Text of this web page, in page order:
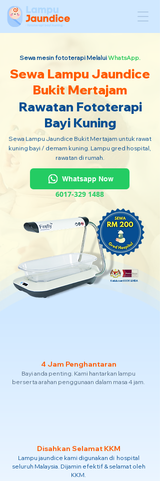
Sewa mesin fototerapi MelaluiWhatsApp.
Sewa Lampu Jaundice
Bukit Mertajam
Rawatan Fototerapi
Bayi Kuning
Sewa Lampu Jaundice Bukit Mertajam untuk rawat
kuning bayi / demam kuning. Lampu gred hospital,
rawatan di rumah.
Whatsapp Now
6017-329 1488
Kelulusan KKM & MDA
4 Jam Penghantaran
Bayi anda penting. Kami hantarkan lampu
berserta arahan penggunaan dalam masa 4 jam.
Disahkan Selamat KKM
Lampu jaundice kami digunakan di hospital
seluruh Malaysia. Dijamin efektif & selamat oleh
KKM.